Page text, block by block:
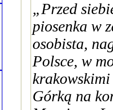
„Przed
piosenka w
osobista,
Polsce, w
Górką na